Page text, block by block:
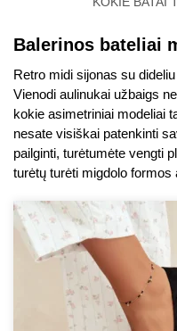
Balerinos bateliai
Retro midi sijonas su
Vienodi aulinukai užbaigs
kokie asimetriniai modeliai
nesate visiškai patenkinti
pailginti, turėtumėte vengti
turėtų turėti migdolo